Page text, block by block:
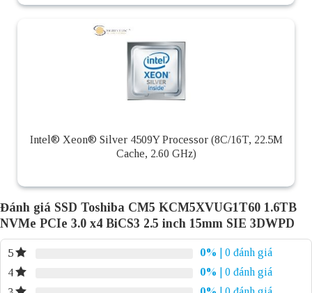
Intel® Xeon® Silver 4509Y Processor (8C/16T, 22.5M
Cache, 2.60 GHz)
Đánh giá SSD Toshiba CM5 KCM5XVUG1T60 1.6TB
NVMe PCIe 3.0 x4 BiCS3 2.5 inch 15mm SIE 3DWPD
5 0%
| 0 đánh giá
4
0%
| 0 đánh giá